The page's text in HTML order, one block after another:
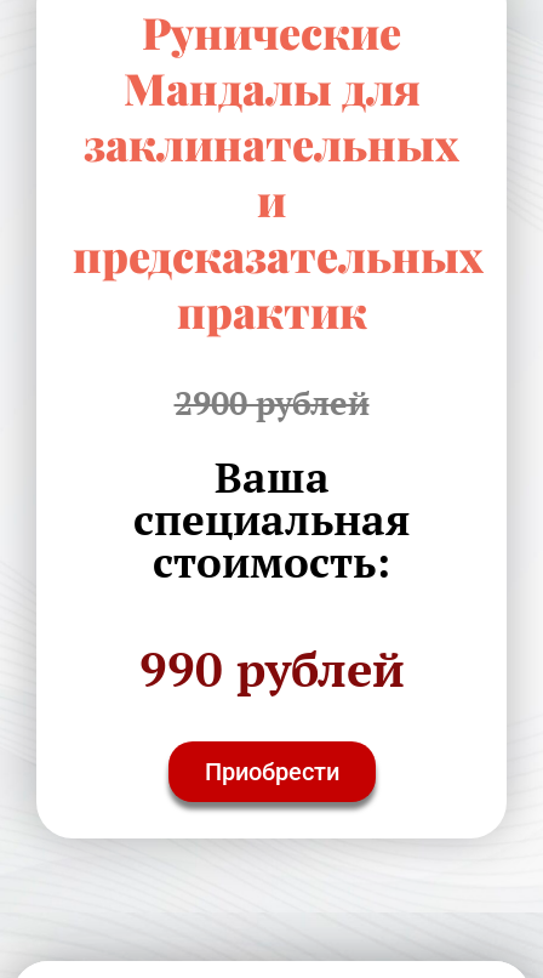
Рунические
Мандалы для
заклинательных
и
предсказательных
практик
2900 рублей
Ваша
специальная
стоимость:
990 рублей
Приобрести